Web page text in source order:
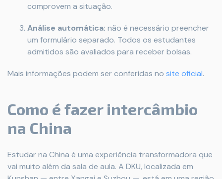
comprovem a situação.
Análise automática: não é necessário preencher
um formulário separado. Todos os estudantes
admitidos são avaliados para receber bolsas.
Mais informações podem ser conferidas no site oficial.
Como é fazer intercâmbio
na China
Estudar na China é uma experiência transformadora que
vai muito além da sala de aula. A DKU, localizada em